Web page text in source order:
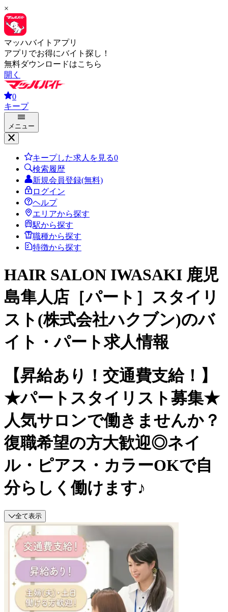
×
マッハバイトアプリ
アプリでお得にバイト探し！
無料ダウンロードはこちら
開く
0
キープ
メニュー
キープした求人を見る0
検索履歴
新規会員登録(無料)
ログイン
ヘルプ
エリアから探す
駅から探す
職種から探す
特徴から探す
HAIR SALON IWASAKI 鹿児
島隼人店［パート］スタイリ
スト(株式会社ハクブン)のバ
イト・パート求人情報
【昇給あり！交通費支給！】
★パートスタイリスト募集★
人気サロンで働きませんか？
復職希望の方大歓迎◎ネイ
ル・ピアス・カラーOKで自
分らしく働けます♪
全て表示